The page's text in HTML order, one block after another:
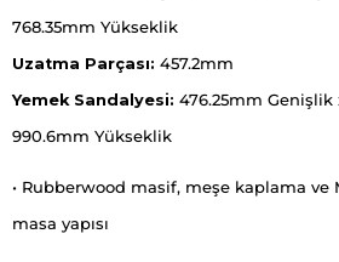
768.35mm Yükseklik
Uzatma Parçası: 457.2mm
Yemek Sandalyesi: 476.25mm
990.6mm Yükseklik
• Rubberwood masif, meşe kaplama ve
masa yapısı